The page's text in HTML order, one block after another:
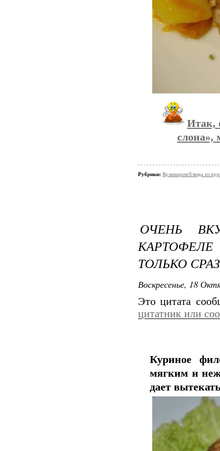
Итак,
слона»,
Рубрики: Кулинария/блюда из
ОЧЕНЬ
ТОЛЬКО
Воскресенье, 18
Это цитата
цитатник или
Куриное
мягким и
дает